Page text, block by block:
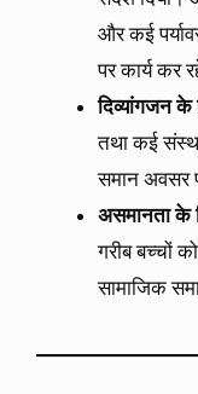
और कई
पर कार्य कर
दिव्यांगजन के
तथा कई
समान अवसर
असमानता के
गरीब बच्चों
सामाजिक